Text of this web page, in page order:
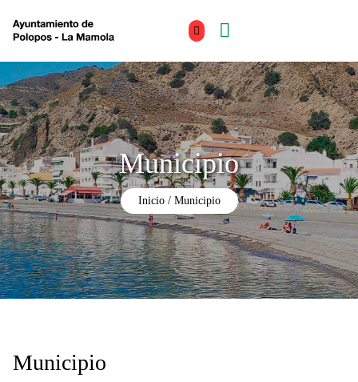
Municipio
Inicio Municipio
Municipio